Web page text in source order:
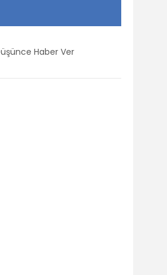
Haber Ver